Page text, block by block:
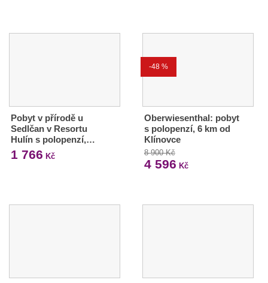
Pobyt v přírodě u
Sedlčan v Resortu
Hulín s polopenzí,…
1 766 Kč
-48 %
Oberwiesenthal: pobyt
s polopenzí, 6 km od
Klínovce
8 900 Kč
4 596 Kč